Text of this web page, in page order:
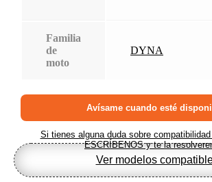
Familia
de
moto
DYNA
Si tienes alguna duda sobre
ESCRÍBENOS y te la
Ver modelos